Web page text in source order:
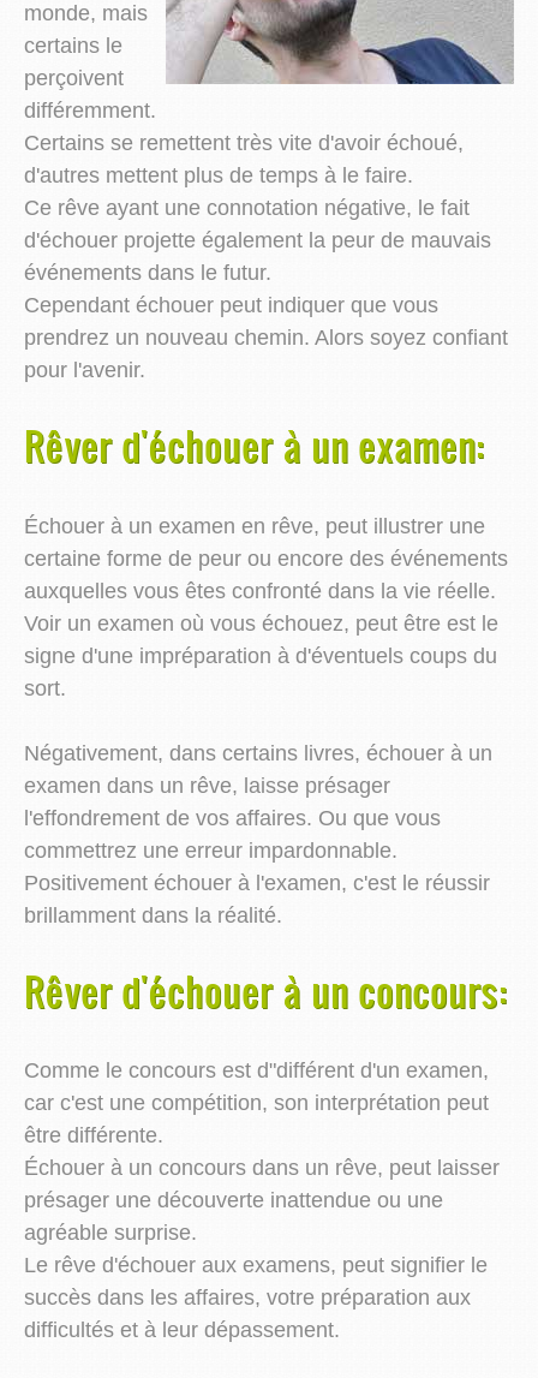
monde, mais
certains le
perçoivent
différemment.
Certains se remettent très vite d'avoir échoué,
d'autres mettent plus de temps à le faire.
Ce rêve ayant une connotation négative, le fait
d'échouer projette également la peur de mauvais
événements dans le futur.
Cependant échouer peut indiquer que vous
prendrez un nouveau chemin. Alors soyez confiant
pour l'avenir.
Rêver d'échouer à un examen:
Échouer à un examen en rêve, peut illustrer une
certaine forme de peur ou encore des événements
auxquelles vous êtes confronté dans la vie réelle.
Voir un examen où vous échouez, peut être est le
signe d'une impréparation à d'éventuels coups du
sort.
Négativement, dans certains livres, échouer à un
examen dans un rêve, laisse présager
l'effondrement de vos affaires. Ou que vous
commettrez une erreur impardonnable.
Positivement échouer à l'examen, c'est le réussir
brillamment dans la réalité.
Rêver d'échouer à un concours:
Comme le concours est d"différent d'un examen,
car c'est une compétition, son interprétation peut
être différente.
Échouer à un concours dans un rêve, peut laisser
présager une découverte inattendue ou une
agréable surprise.
Le rêve d'échouer aux examens, peut signifier le
succès dans les affaires, votre préparation aux
difficultés et à leur dépassement.